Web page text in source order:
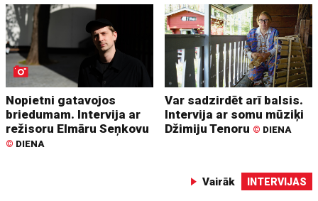
Nopietni gatavojos
briedumam. Intervija ar
režisoru Elmāru Seņkovu
© DIENA
Var sadzirdēt arī balsis.
Intervija ar somu mūziķi
Džimiju Tenoru © DIENA
Vairāk INTERVIJAS